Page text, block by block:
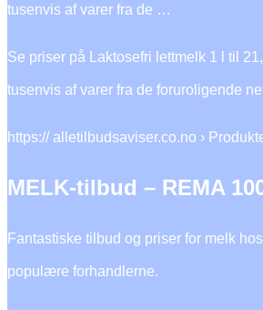
tusenvis af varer fra de …
Se priser på Laktosefri lettmelk 1 l til
tusenvis af varer fra de foruroligende
https:// alletilbudsaviser.co.no ›
MELK-tilbud – REMA
Fantastiske tilbud og priser for melk
populære forhandlerne.